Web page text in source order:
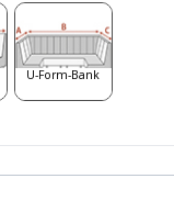
U-Form-Bank